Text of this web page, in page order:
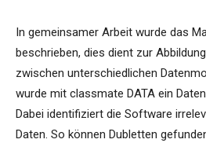
In gemeinsamer Arbeit wurde das
beschrieben, dies dient zur
zwischen unterschiedlichen
wurde mit classmate DATA ein
Dabei identifiziert die Software
Daten. So können Dubletten